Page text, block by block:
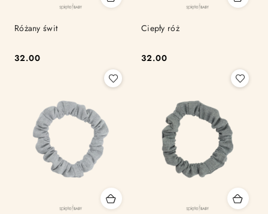
Różany świt
Cena:
32.00
Ciepły róż
Cena:
32.00